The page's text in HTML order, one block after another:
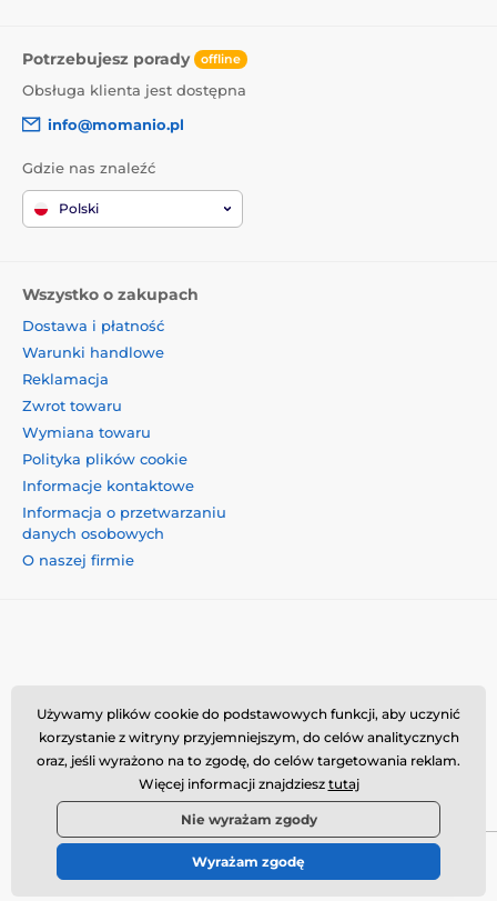
Potrzebujesz porady offline
Obsługa klienta jest dostępna
info@momanio.pl
Gdzie nas znaleźć
Polski
Wszystko o zakupach
Dostawa i płatność
Warunki handlowe
Reklamacja
Zwrot towaru
Wymiana towaru
Polityka plików cookie
Informacje kontaktowe
Informacja o przetwarzaniu
danych osobowych
O naszej firmie
Momanio s.r.o., Okružní 361/14, 74718, Píšť, Czechy,
VAT: CZ09604707, info@momanio.pl
© 2026 www.momanio.pl ⦁ Utworzono e-sklep
Używamy plików cookie do podstawowych funkcji, aby uczynić
korzystanie z witryny przyjemniejszym, do celów analitycznych
oraz, jeśli wyrażono na to zgodę, do celów targetowania reklam.
Więcej informacji znajdziesz tutaj
Nie wyrażam zgody
Wyrażam zgodę